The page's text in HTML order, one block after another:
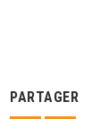
PARTAGER